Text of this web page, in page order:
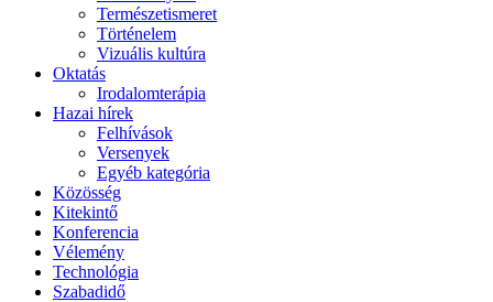
Természetismeret
Történelem
Vizuális kultúra
Oktatás
Irodalomterápia
Hazai hírek
Felhívások
Versenyek
Egyéb kategória
Közösség
Kitekintő
Konferencia
Vélemény
Technológia
Szabadidő